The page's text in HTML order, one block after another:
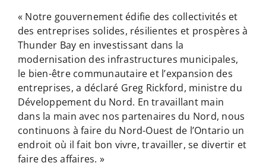
« Notre gouvernement édifie des collectivités et
des entreprises solides, résilientes et prospères à
Thunder Bay en investissant dans la
modernisation des infrastructures municipales,
le bien-être communautaire et l’expansion des
entreprises, a déclaré Greg Rickford, ministre du
Développement du Nord. En travaillant main
dans la main avec nos partenaires du Nord, nous
continuons à faire du Nord-Ouest de l’Ontario un
endroit où il fait bon vivre, travailler, se divertir et
faire des affaires. »